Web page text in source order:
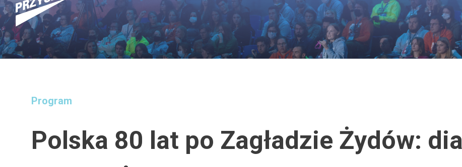
Program
Polska 80 lat po Zagładzie Żydów: